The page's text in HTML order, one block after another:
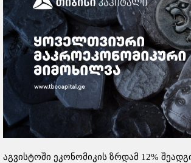
აგვისტოში ეკონომიკის ზრდამ 12%